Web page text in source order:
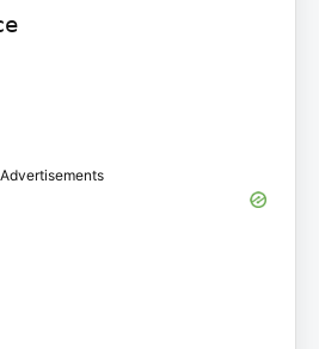
Advertisements